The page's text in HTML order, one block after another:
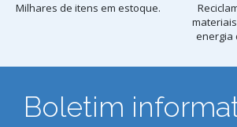
Milhares de itens em estoque.
energia
Boletim